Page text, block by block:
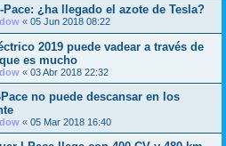
¿ha llegado el azote de Tesla?
« 05 Jun 2018 08:22
2019 puede vadear a través de
es mucho
« 03 Abr 2018 22:32
no puede descansar en los
« 05 Mar 2018 16:40